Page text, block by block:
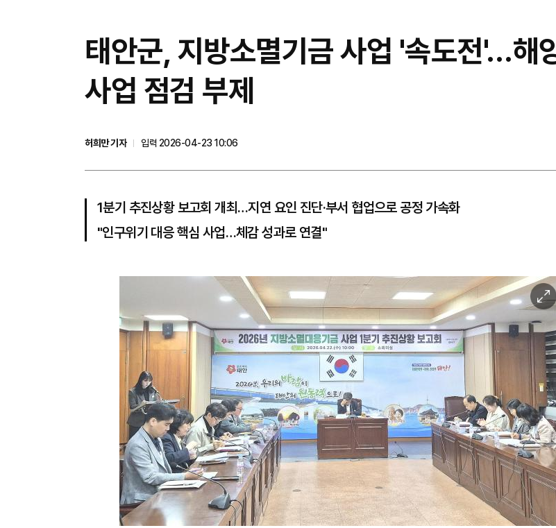
태안군, 지방소멸기금 사업 '속도전'…해
사업 점검 부제
허희만 기자
입력 2026-04-23 10:06
1분기 추진상황 보고회 개최…지연 요인 진단·부서 협업으로 공정 가속화
"인구위기 대응 핵심 사업…체감 성과로 연결"
이
미
지
확
대